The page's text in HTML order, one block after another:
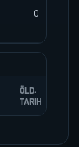
0
ÖLD.
TARIH